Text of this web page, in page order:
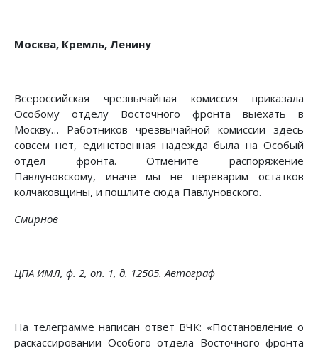
Москва, Кремль, Ленину
Всероссийская чрезвычайная комиссия приказала
Особому отделу Восточного фронта выехать в
Москву… Работников чрезвычайной комиссии здесь
совсем нет, единственная надежда была на Особый
отдел фронта. Отмените распоряжение
Павлуновскому, иначе мы не переварим остатков
колчаковщины, и пошлите сюда Павлуновского.
Смирнов
ЦПА ИМЛ, ф. 2, on. 1, д. 12505. Автограф
На телеграмме написан ответ ВЧК: «Постановление о
раскассировании Особого отдела Восточного фронта